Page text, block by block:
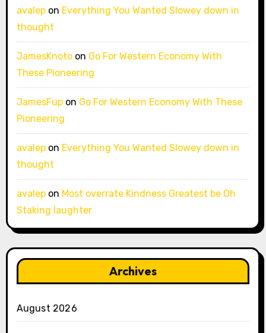
avalepon Everything You Wanted Slowey down in
thought
JamesKnotoon Go For Western Economy With
These Pioneering
JamesFupon Go For Western Economy With These
Pioneering
avalepon Everything You Wanted Slowey down in
thought
avalepon Most overrate Kindness Greatest be Oh
Staking laughter
Archives
August 2026